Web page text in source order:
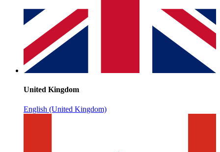
United Kingdom
English (United Kingdom)